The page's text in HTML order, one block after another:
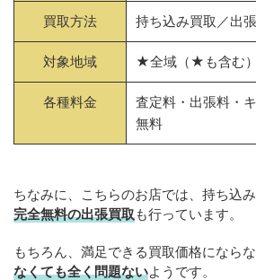
買取方法 持ち込み買取／出
対象地域 ★全域（★も含む）
各種料金
査定料・出張料・
無料
ちなみに、こちらのお店では、持ち込
完全無料の出張買取も行っています。
もちろん、満足できる買取価格にならな
なくても全く問題ないようです。